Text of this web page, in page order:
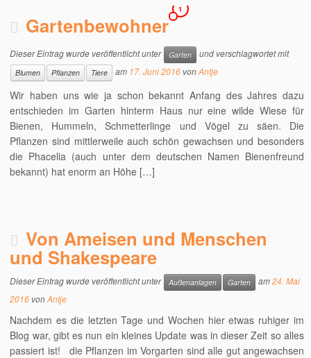
Gartenbewohner
1
Dieser Eintrag wurde veröffentlicht unter Garten und verschlagwortet mit
Blumen Pflanzen Tiere am 17. Juni 2016 vonAntje
Wir haben uns wie ja schon bekannt Anfang des Jahres dazu
entschieden im Garten hinterm Haus nur eine wilde Wiese für
Bienen, Hummeln, Schmetterlinge und Vögel zu säen. Die
Pflanzen sind mittlerweile auch schön gewachsen und besonders
die Phacelia (auch unter dem deutschen Namen Bienenfreund
bekannt) hat enorm an Höhe […]
Von Ameisen und Menschen
und Shakespeare
Dieser Eintrag wurde veröffentlicht unter Außenanlagen Garten am24. Mai
2016 vonAntje
Nachdem es die letzten Tage und Wochen hier etwas ruhiger im
Blog war, gibt es nun ein kleines Update was in dieser Zeit so alles
passiert ist! die Pflanzen im Vorgarten sind alle gut angewachsen